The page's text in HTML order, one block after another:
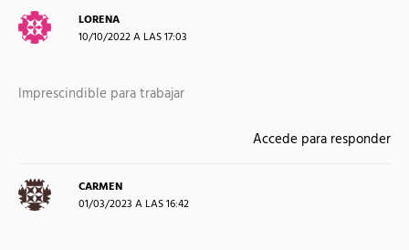
LORENA
10/10/2022 A LAS 17:03
Imprescindible para trabajar
Accede para responder
CARMEN
01/03/2023 A LAS 16:42